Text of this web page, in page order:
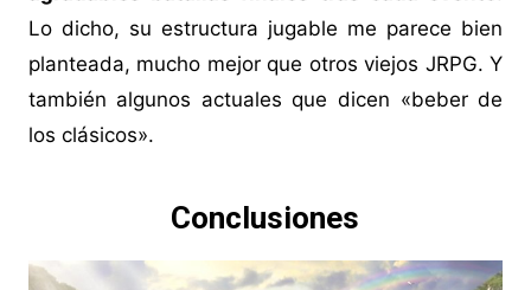
Lo dicho, su estructura jugable me parece bien
planteada, mucho mejor que otros viejos JRPG. Y
también algunos actuales que dicen «beber de
los clásicos».
Conclusiones